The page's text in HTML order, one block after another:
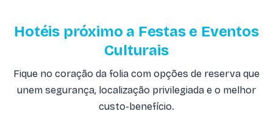
Hotéis próximo a Festas e Eventos
Culturais
Fique no coração da folia com opções de reserva que
unem segurança, localização privilegiada e o melhor
custo-benefício.